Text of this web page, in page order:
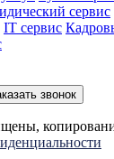
сервис
IT сервис
звонок